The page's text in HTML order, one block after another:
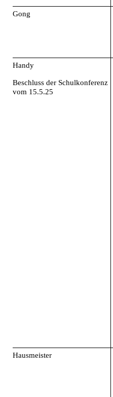
Gong
Handy
Beschluss der Schulkonferenz
vom 15.5.25
Hausmeister